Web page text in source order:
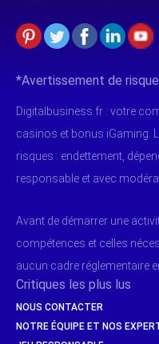
*Avertissement de risque
Digitalbusiness.fr : votre
casinos et bonus iGaming.
risques : endettement,
responsable et avec
Avant de démarrer une
compétences et celles
aucun cadre réglementaire
Critiques les plus lus
NOUS CONTACTER
NOTRE ÉQUIPE ET NOS